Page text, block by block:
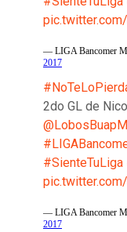
— LIGA Bancomer
2017
2do GL de
#SienteTuLiga
— LIGA Bancomer
2017